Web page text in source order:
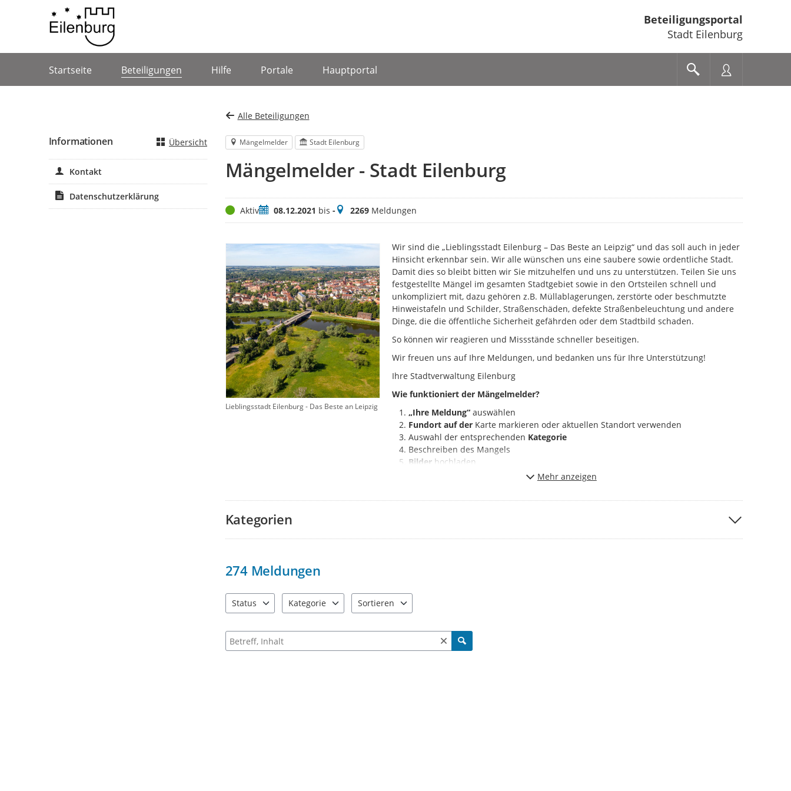
Beteiligungsportal
Stadt Eilenburg
Startseite Beteiligungen Hilfe Portale Hauptportal
Alle Beteiligungen
Mängelmelder Stadt Eilenburg
Mängelmelder - Stadt Eilenburg
StatusAktivZeitraum
08.12.2021 bis -Meldungen
2269Meldungen
Lieblingsstadt Eilenburg - Das Beste an Leipzig
Wir sind die „Lieblingsstadt Eilenburg – Das Beste an Leipzig“ und das soll auch in jeder
Hinsicht erkennbar sein. Wir alle wünschen uns eine saubere sowie ordentliche Stadt.
Damit dies so bleibt bitten wir Sie mitzuhelfen und uns zu unterstützen. Teilen Sie uns
festgestellte Mängel im gesamten Stadtgebiet sowie in den Ortsteilen schnell und
unkompliziert mit, dazu gehören z.B. Müllablagerungen, zerstörte oder beschmutzte
Hinweistafeln und Schilder, Straßenschäden, defekte Straßenbeleuchtung und andere
Dinge, die die öffentliche Sicherheit gefährden oder dem Stadtbild schaden.
So können wir reagieren und Missstände schneller beseitigen.
Wir freuen uns auf Ihre Meldungen, und bedanken uns für Ihre Unterstützung!
Ihre Stadtverwaltung Eilenburg
Wie funktioniert der Mängelmelder?
„Ihre Meldung“ auswählen
Fundort auf der Karte markieren oder aktuellen Standort verwenden
Auswahl der entsprechenden Kategorie
Beschreiben des Mangels
Bilder hochladen
Ihr Hinweis wird direkt an die verantwortliche Stelle weitergeleitet. Am angezeigten
Mehr anzeigen
Kategorien
274 Meldungen
Status
Kategorie
Sortieren
Suche nach Meldungen und Kommentaren
Informationen Übersicht
Kontakt
Datenschutzerklärung